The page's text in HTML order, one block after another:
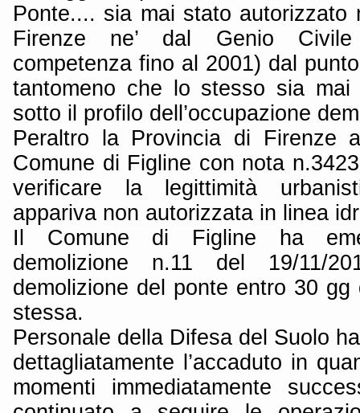
Ponte.... sia mai stato autorizzato
Firenze ne’ dal Genio
competenza fino al 2001) dal
tantomeno che lo stesso sia mai
sotto il profilo dell’occupazione
Peraltro la Provincia di Firenze
Comune di Figline con nota
verificare la legittimità
appariva non autorizzata in linea
Il Comune di Figline ha
demolizione n.11 del 19/11/
demolizione del ponte entro 30
stessa.
Personale della Difesa del Suolo
dettagliatamente l’accaduto in
momenti immediatamente